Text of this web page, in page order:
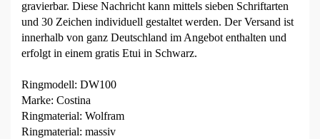
gravierbar. Diese Nachricht kann mittels sieben Schriftarten
und 30 Zeichen individuell gestaltet werden. Der Versand ist
innerhalb von ganz Deutschland im Angebot enthalten und
erfolgt in einem gratis Etui in Schwarz.
Ringmodell: DW100
Marke: Costina
Ringmaterial: Wolfram
Ringmaterial: massiv